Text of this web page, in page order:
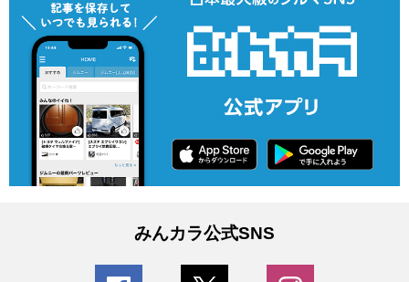
みんカラ公式SNS